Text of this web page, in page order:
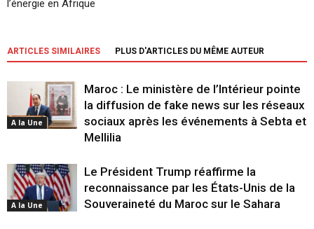
l’énergie en Afrique
ARTICLES SIMILAIRES PLUS D'ARTICLES DU MÊME AUTEUR
A la Une
Maroc : Le ministère de l’Intérieur pointe
la diffusion de fake news sur les réseaux
sociaux après les événements à Sebta et
Mellilia
A la Une
Le Président Trump réaffirme la
reconnaissance par les États-Unis de la
Souveraineté du Maroc sur le Sahara